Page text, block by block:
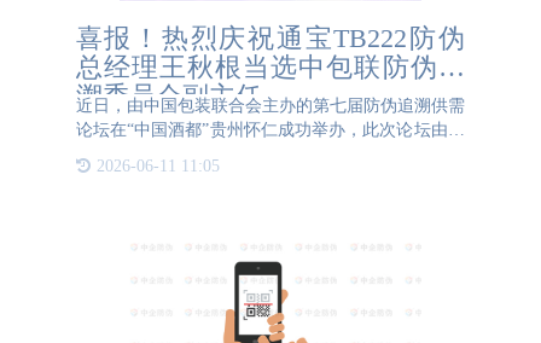
喜报！热烈庆祝通宝TB222防伪
总经理王秋根当选中包联防伪追
溯委员会副主任
近日，由中国包装联合会主办的第七届防伪追溯供需
论坛在“中国酒都”贵州怀仁成功举办，此次论坛由中
包联防伪追溯委员会，茅台学院和中科天工（武汉）
智能技术有限公司共同承办。 本届论坛以“产品品牌
2026-06-11 11:05